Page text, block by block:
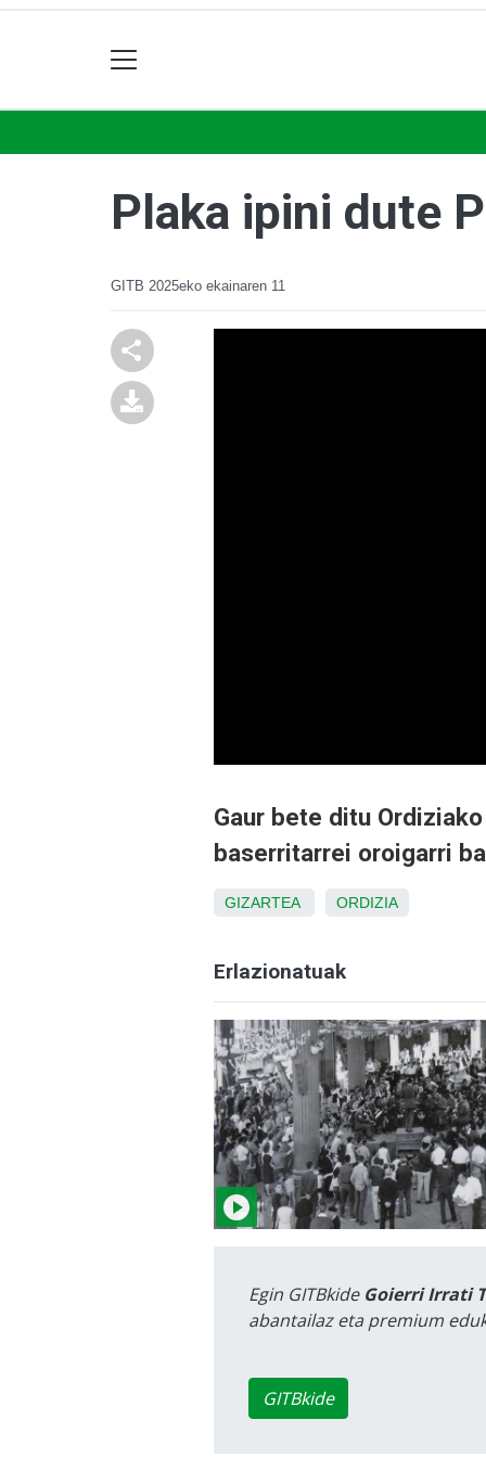
Plaka ipini dute
GITB 2025eko ekainaren 11
Gaur bete ditu
baserritarrei oroigarri
GIZARTEA ORDIZIA
Erlazionatuak
Egin GITBkide Goierri Irrati
abantailaz eta premium
GITBkide